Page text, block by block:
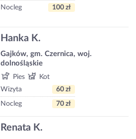
Nocleg 100 zł
Hanka K.
Gajków, gm. Czernica, woj.
dolnośląskie
Pies
Kot
Wizyta
60 zł
Nocleg 70 zł
Renata K.